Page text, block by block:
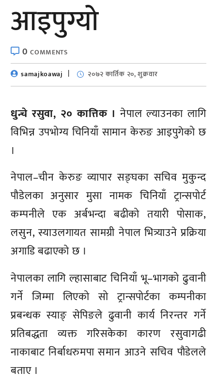
आइपुग्यो
0COMMENTS
samajkoawaj
२०७२ कार्तिक २०, शुक्रवार
धुन्चे रसुवा, २० कात्तिक । नेपाल ल्याउनका लागि
विभिन्न उपभोग्य चिनियाँ सामान केरुङ आइपुगेको छ
।
नेपाल–चीन केरुङ व्यापार सङ्घका सचिव मुकुन्द
पौडेलका अनुसार मुसा नामक चिनियाँ ट्रान्सपोर्ट
कम्पनीले एक अर्बभन्दा बढीको तयारी पोसाक,
लसुन, स्याउलगायत सामग्री नेपाल भित्र्याउने प्रक्रिया
अगाडि बढाएको छ ।
नेपालका लागि ल्हासाबाट चिनियाँ भू–भागको ढुवानी
गर्ने जिम्मा लिएको सो ट्रान्सपोर्टका कम्पनीका
प्रबन्धक स्याङ् सेपिङले ढुवानी कार्य निरन्तर गर्ने
प्रतिबद्धता व्यक्त गरिसकेका कारण रसुवागढी
नाकाबाट निर्बाधरुमपा समान आउने सचिव पौडेलले
बताए ।